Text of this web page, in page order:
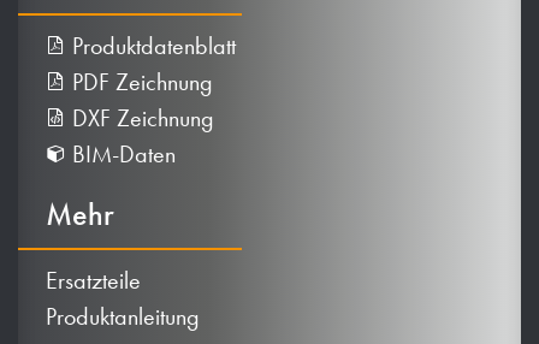
Produktdatenblatt
PDF Zeichnung
DXF Zeichnung
BIM-Daten
Mehr
Ersatzteile
Produktanleitung